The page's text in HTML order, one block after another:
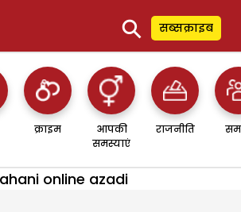
⚲ सब्सक्राइब
क्राइम
आपकी
समस्याएं
राजनीति
online azadi